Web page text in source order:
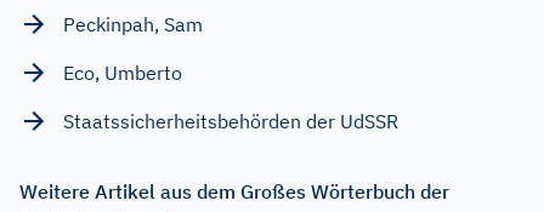
Peckinpah, Sam
Eco, Umberto
Staatssicherheitsbehörden der UdSSR
Weitere Artikel aus dem Großes Wörterbuch der